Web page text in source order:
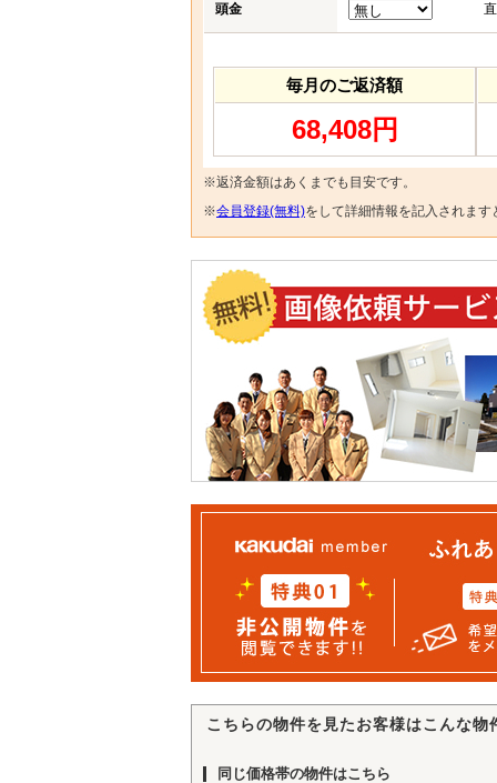
頭金
毎月のご返済額
68,408円
※返済金額はあくまでも目安です。
※会員登録(無料)をして詳細情報を記入されま
こちらの物件を見たお客様はこんな
同じ価格帯の物件はこちら